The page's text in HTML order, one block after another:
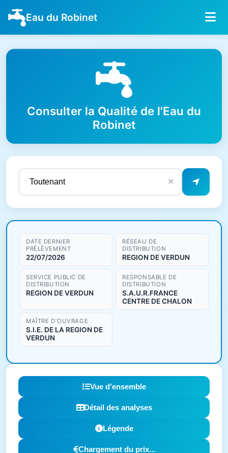
Eau du Robinet
Consulter la Qualité de l'Eau du
Robinet
✕
Résultats de qualité de l'eau
DATE DERNIER
PRÉLÈVEMENT
22/07/2026
RÉSEAU DE
DISTRIBUTION
REGION DE VERDUN
SERVICE PUBLIC DE
DISTRIBUTION
REGION DE VERDUN
RESPONSABLE DE
DISTRIBUTION
S.A.U.R.FRANCE
CENTRE DE CHALON
MAÎTRE D'OUVRAGE
S.I.E. DE LA REGION DE
VERDUN
Vue d'ensemble
Détail des analyses
Légende
Chargement du prix...